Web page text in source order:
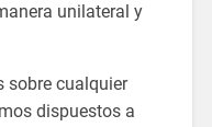
unilateral y
sobre cualquier
dispuestos a